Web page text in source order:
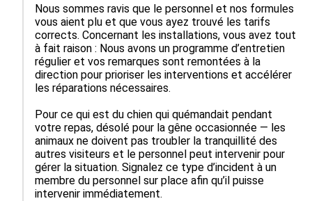
Nous sommes ravis que le personnel et nos formules
vous aient plu et que vous ayez trouvé les tarifs
corrects. Concernant les installations, vous avez tout
à fait raison : Nous avons un programme d’entretien
régulier et vos remarques sont remontées à la
direction pour prioriser les interventions et accélérer
les réparations nécessaires.
Pour ce qui est du chien qui quémandait pendant
votre repas, désolé pour la gêne occasionnée — les
animaux ne doivent pas troubler la tranquillité des
autres visiteurs et le personnel peut intervenir pour
gérer la situation. Signalez ce type d’incident à un
membre du personnel sur place afin qu’il puisse
intervenir immédiatement.